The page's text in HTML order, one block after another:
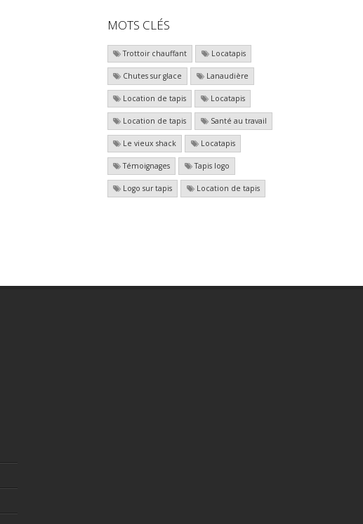
MOTS CLÉS
Trottoir chauffant Locatapis
Chutes sur glace Lanaudière
Location de tapis Locatapis
Location de tapis Santé au travail
Le vieux shack Locatapis
Témoignages Tapis logo
Logo sur tapis Location de tapis